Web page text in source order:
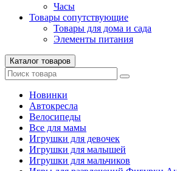
Часы
Товары сопутствующие
Товары для дома и сада
Элементы питания
Каталог товаров
Новинки
Автокресла
Велосипеды
Все для мамы
Игрушки для девочек
Игрушки для малышей
Игрушки для мальчиков